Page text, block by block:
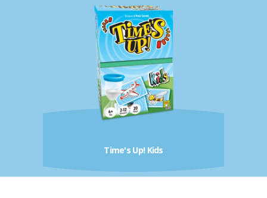
Time's Up! Kids